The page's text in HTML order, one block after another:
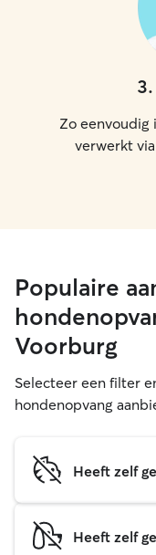
3.
Zo eenvoudig
verwerkt
Populaire
Voorburg
Selecteer een filter
hondenopvang
Heeft zelf
Heeft zelf